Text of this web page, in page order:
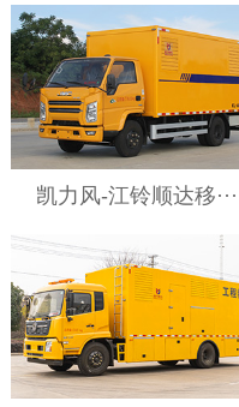
凯力风-江铃顺达移···